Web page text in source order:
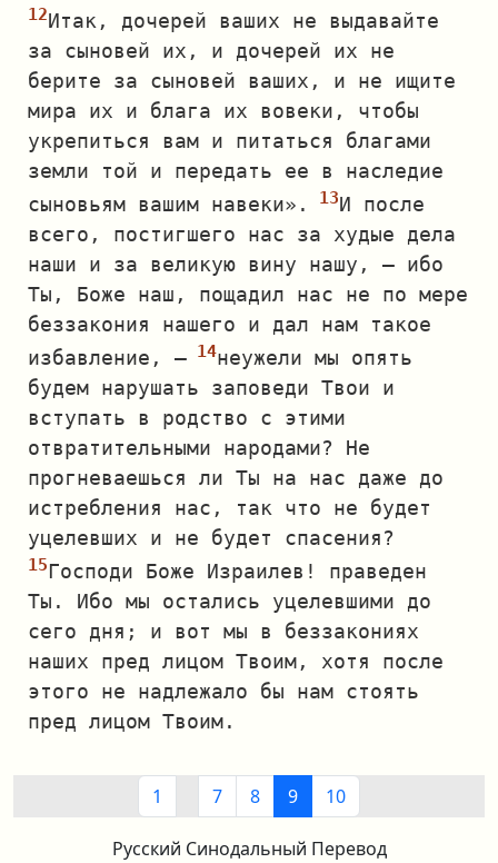
Итак, дочерей ваших не выдавайте
за сыновей их, и дочерей их не
берите за сыновей ваших, и не ищите
мира их и блага их вовеки, чтобы
укрепиться вам и питаться благами
земли той и передать ее в наследие
сыновьям вашим навеки».
И после
всего, постигшего нас за худые дела
наши и за великую вину нашу, — ибо
Ты, Боже наш, пощадил нас не по мере
беззакония нашего и дал нам такое
избавление, —
неужели мы опять
будем нарушать заповеди Твои и
вступать в родство с этими
отвратительными народами? Не
прогневаешься ли Ты на нас даже до
истребления нас, так что не будет
уцелевших и не будет спасения?
Господи Боже Израилев! праведен
Ты. Ибо мы остались уцелевшими до
сего дня; и вот мы в беззакониях
наших пред лицом Твоим, хотя после
этого не надлежало бы нам стоять
пред лицом Твоим.
1 7 8 9 10
Русский Синодальный Перевод